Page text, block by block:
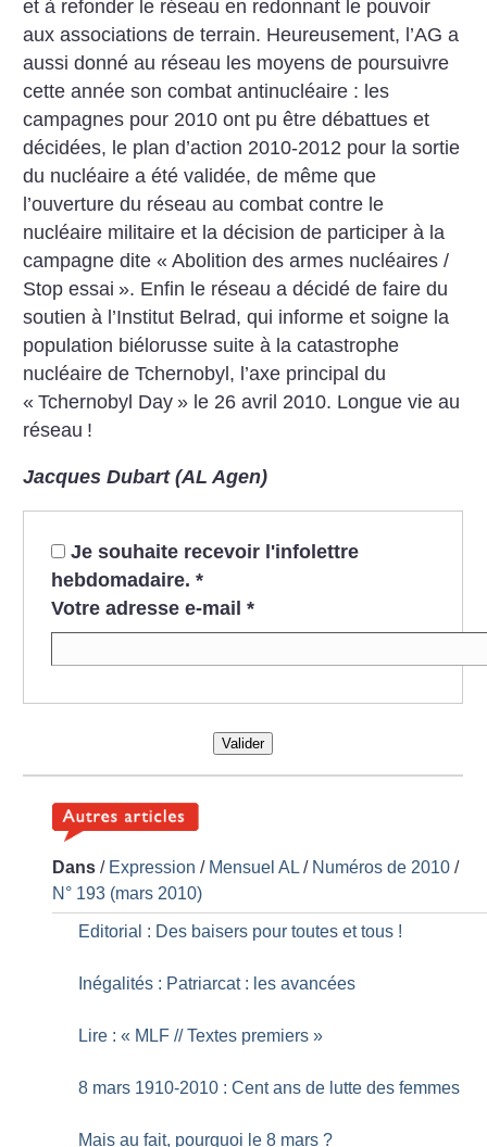
et à refonder le réseau en redonnant le pouvoir
aux associations de terrain. Heureusement, l’AG a
aussi donné au réseau les moyens de poursuivre
cette année son combat antinucléaire : les
campagnes pour 2010 ont pu être débattues et
décidées, le plan d’action 2010-2012 pour la sortie
du nucléaire a été validée, de même que
l’ouverture du réseau au combat contre le
nucléaire militaire et la décision de participer à la
campagne dite « Abolition des armes nucléaires /
Stop essai ». Enfin le réseau a décidé de faire du
soutien à l’Institut Belrad, qui informe et soigne la
population biélorusse suite à la catastrophe
nucléaire de Tchernobyl, l’axe principal du
« Tchernobyl Day » le 26 avril 2010. Longue vie au
réseau !
Jacques Dubart (AL Agen)
Je souhaite recevoir l'infolettre
hebdomadaire. *
Votre adresse e-mail *
Valider
Dans / Expression / Mensuel AL / Numéros de 2010 /
N° 193 (mars 2010)
Editorial : Des baisers pour toutes et tous !
Inégalités : Patriarcat : les avancées
Lire : « MLF // Textes premiers »
8 mars 1910-2010 : Cent ans de lutte des femmes
Mais au fait, pourquoi le 8 mars ?